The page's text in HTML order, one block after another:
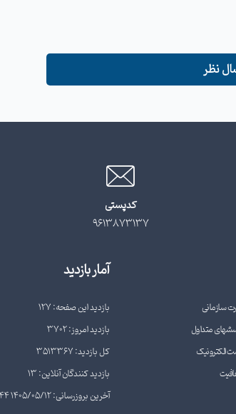
نظر
کدپستی
9613873137
سازمانی
متداول
الکترونیک
آمار بازدید
بازدید این صفحه: 127
بازدید امروز: 3702
کل بازدید: 3513367
بازدید کنندگان آنلاین: 13
آخرین بروزرسانی: 1405/05/12 11:44